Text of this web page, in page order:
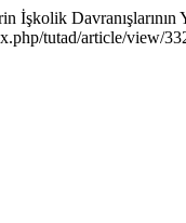
İşkolik
tutad/article/view/